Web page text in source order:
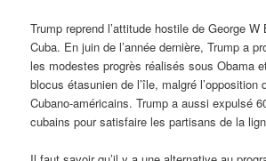
Trump reprend l’attitude hostile de George
Cuba. En juin de l’année dernière, Trump a
les modestes progrès réalisés sous Obama
blocus étasunien de l’île, malgré l’opposition
Cubano-américains. Trump a aussi expulsé
cubains pour satisfaire les partisans de la